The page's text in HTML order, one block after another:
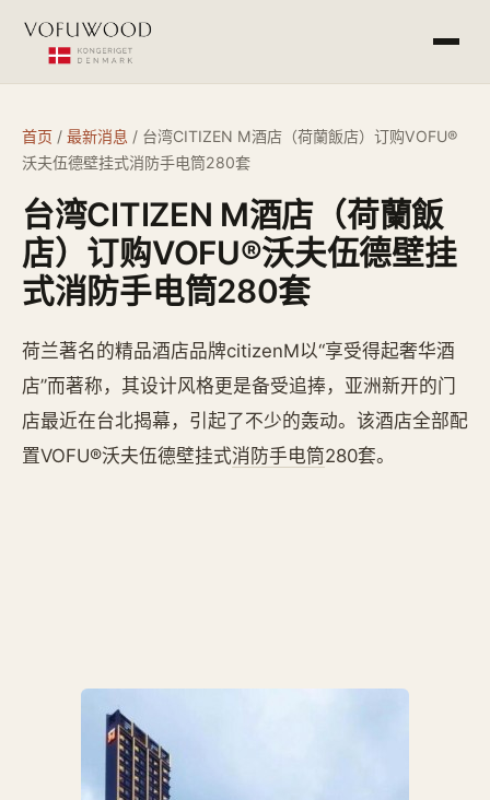
工程案例
常见问答
最新消息
杭州欧萨酒店设备有限公司
service@vofu.cn
0571-81672813
首页 / 最新消息 / 台湾CITIZEN M酒店（荷蘭飯店）订购VOFU®
沃夫伍德壁挂式消防手电筒280套
台湾CITIZEN M酒店（荷蘭飯
店）订购VOFU®沃夫伍德壁挂
式消防手电筒280套
荷兰著名的精品酒店品牌citizenM以“享受得起奢华酒
店”而著称，其设计风格更是备受追捧，亚洲新开的门
店最近在台北揭幕，引起了不少的轰动。该酒店全部配
置VOFU®沃夫伍德壁挂式消防手电筒280套。